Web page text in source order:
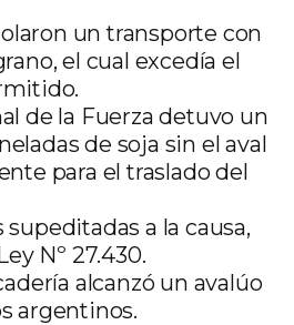
un transporte con
el cual excedía el
de la Fuerza detuvo un
de soja sin el aval
para el traslado del
a la causa,
Nº 27.430.
alcanzó un avalúo
argentinos.